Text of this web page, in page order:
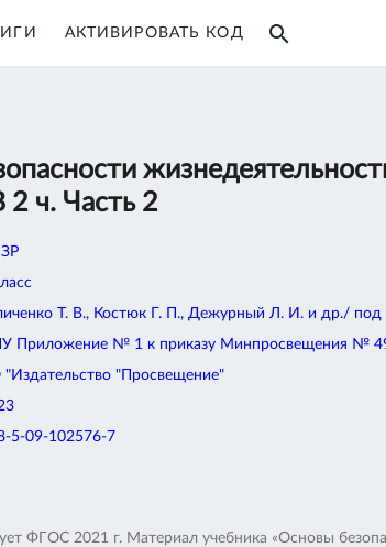
АКТИВИРОВАТЬ КОД search
2 ч. Часть 2
Т. В., Костюк Г. П., Дежурный Л. И. и др./
Приложение № 1 к приказу Минпросвещения №
"Просвещение"
5-09-102576-7
ФГОС 2021 г. Материал учебника «Основы